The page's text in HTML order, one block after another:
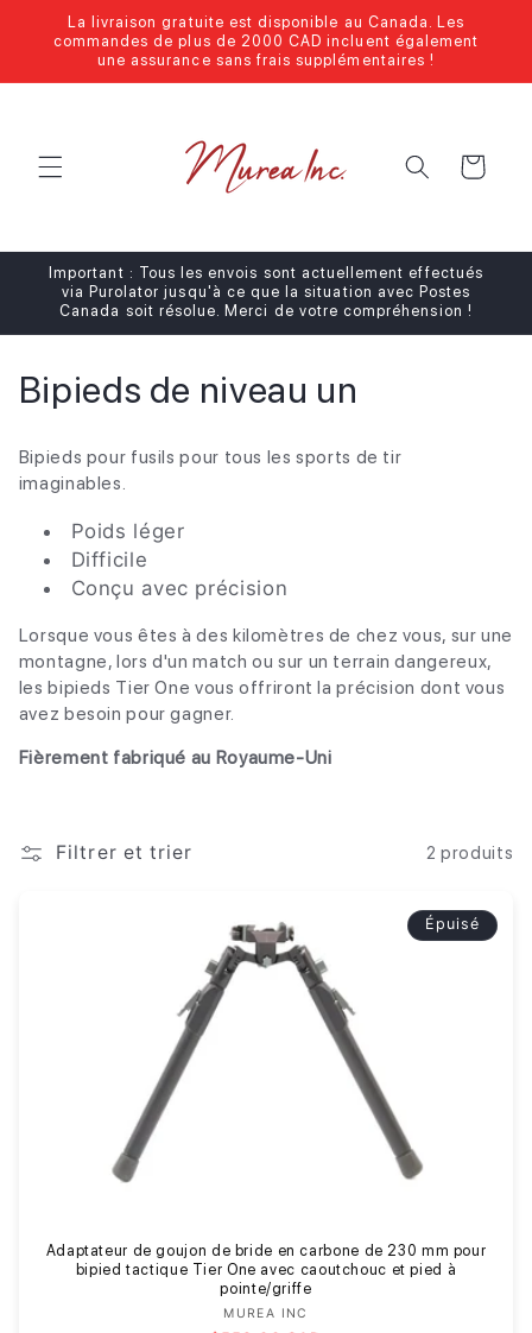
passer
au
contenu
La livraison gratuite est disponible au Canada. Les
commandes de plus de 2000 CAD incluent également
une assurance sans frais supplémentaires !
Panier
Important : Tous les envois sont actuellement effectués
via Purolator jusqu'à ce que la situation avec Postes
Canada soit résolue. Merci de votre compréhension !
C
l
c
t
i
o
:
Bipieds de niveau un
Bipieds pour fusils pour tous les sports de tir
imaginables.
Poids léger
Difficile
Conçu avec précision
Lorsque vous êtes à des kilomètres de chez vous, sur une
montagne, lors d'un match ou sur un terrain dangereux,
les bipieds Tier One vous offriront la précision dont vous
avez besoin pour gagner.
Fièrement fabriqué au Royaume-Uni
Filtrer et trier 2 produits
Épuisé
Adaptateur de goujon de bride en carbone de 230 mm pour
bipied tactique Tier One avec caoutchouc et pied à
pointe/griffe
Fournisseur :
MUREA INC